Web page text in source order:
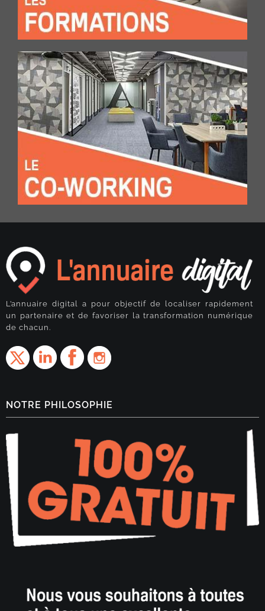
L’annuaire digital a pour objectif de localiser rapidement
un partenaire et de favoriser la transformation numérique
de chacun.
NOTRE PHILOSOPHIE